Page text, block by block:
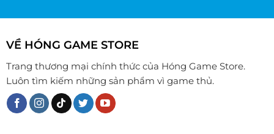
VỀ HÓNG GAME STORE
Trang thương mại chính thức của Hóng Game Store.
Luôn tìm kiếm những sản phẩm vì game thủ.